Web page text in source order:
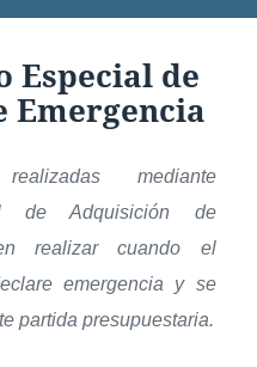
Especial de
Emergencia
mediante
de Adquisición de
realizar cuando el
emergencia y se
partida presupuestaria.